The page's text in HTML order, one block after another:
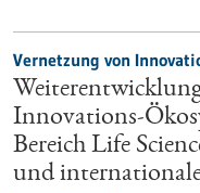
Vernetzung von
Innovations-
Bereich Life
und